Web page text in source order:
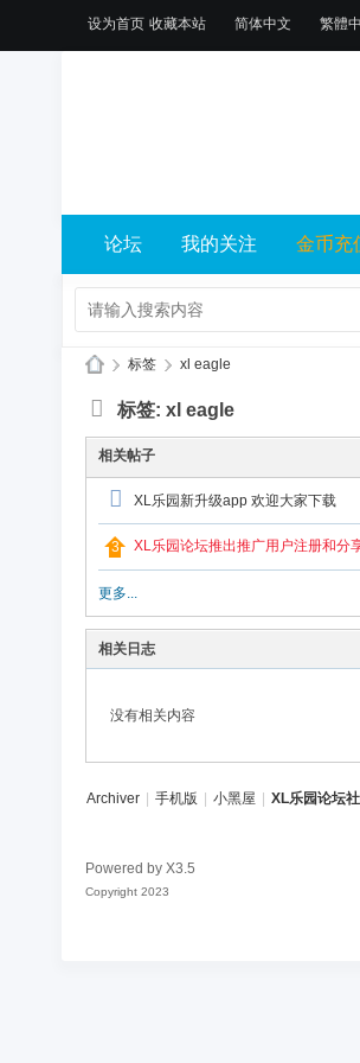
设为首页 收藏本站 简体中文 繁體
论坛 我的关注 金币充
X
L
乐
坛
社
区
› 标签 › xl eagle
标签: xl eagle
相关帖子
XL乐园新升级app 欢迎大家下载
XL乐园论坛推出推广用户注册和分
更多...
相关日志
没有相关内容
Archiver 手机版 小黑屋 XL乐园论坛
Powered by X3.5
Copyright 2023